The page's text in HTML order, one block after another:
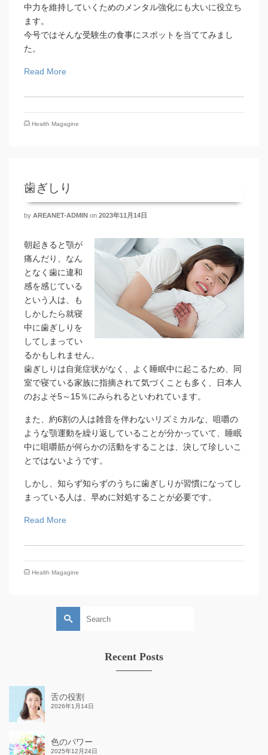
中力を維持していくためのメンタル強化にも大いに役立ち
ます。
今号ではそんな受験生の食事にスポットを当ててみまし
た。
Read More
Health Magagine
歯ぎしり
by AREANET-ADMIN on 2023年11月14日
朝起きると顎が
痛んだり、なん
となく歯に違和
感を感じている
という人は、も
しかしたら就寝
中に歯ぎしりを
してしまってい
るかもしれません。
歯ぎしりは自覚症状がなく、よく睡眠中に起こるため、同
室で寝ている家族に指摘されて気づくことも多く、日本人
のおよそ5～15％にみられるといわれています。
また、約6割の人は雑音を伴わないリズミカルな、咀嚼の
ような顎運動を繰り返していることが分かっていて、睡眠
中に咀嚼筋が何らかの活動をすることは、決して珍しいこ
とではないようです。
しかし、知らず知らずのうちに歯ぎしりが習慣になってし
まっている人は、早めに対処することが必要です。
Read More
Health Magagine
Search
for:
Recent Posts
舌の役割
2026年1月14日
色のパワー
2025年12月24日